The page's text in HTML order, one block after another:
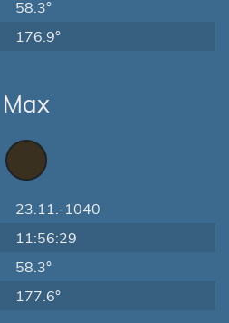
58.3°
176.9°
Max
23.11.-1040
11:56:29
58.3°
177.6°